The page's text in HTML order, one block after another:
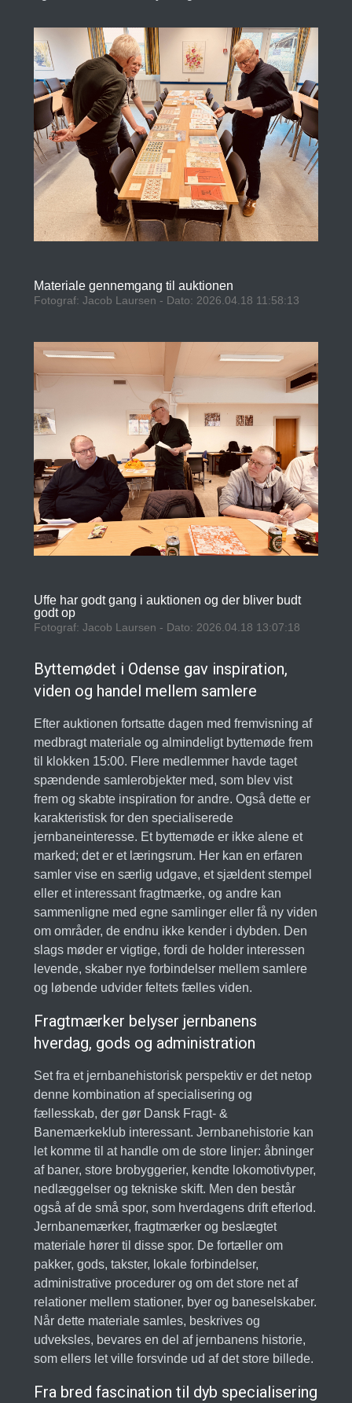
Materiale gennemgang til auktionen
Fotograf: Jacob Laursen - Dato: 2026.04.18 11:58:13
Uffe har godt gang i auktionen og der bliver budt
godt op
Fotograf: Jacob Laursen - Dato: 2026.04.18 13:07:18
Byttemødet i Odense gav inspiration,
viden og handel mellem samlere
Efter auktionen fortsatte dagen med fremvisning af
medbragt materiale og almindeligt byttemøde frem
til klokken 15:00. Flere medlemmer havde taget
spændende samlerobjekter med, som blev vist
frem og skabte inspiration for andre. Også dette er
karakteristisk for den specialiserede
jernbaneinteresse. Et byttemøde er ikke alene et
marked; det er et læringsrum. Her kan en erfaren
samler vise en særlig udgave, et sjældent stempel
eller et interessant fragtmærke, og andre kan
sammenligne med egne samlinger eller få ny viden
om områder, de endnu ikke kender i dybden. Den
slags møder er vigtige, fordi de holder interessen
levende, skaber nye forbindelser mellem samlere
og løbende udvider feltets fælles viden.
Fragtmærker belyser jernbanens
hverdag, gods og administration
Set fra et jernbanehistorisk perspektiv er det netop
denne kombination af specialisering og
fællesskab, der gør Dansk Fragt- &
Banemærkeklub interessant. Jernbanehistorie kan
let komme til at handle om de store linjer: åbninger
af baner, store brobyggerier, kendte lokomotivtyper,
nedlæggelser og tekniske skift. Men den består
også af de små spor, som hverdagens drift efterlod.
Jernbanemærker, fragtmærker og beslægtet
materiale hører til disse spor. De fortæller om
pakker, gods, takster, lokale forbindelser,
administrative procedurer og om det store net af
relationer mellem stationer, byer og baneselskaber.
Når dette materiale samles, beskrives og
udveksles, bevares en del af jernbanens historie,
som ellers let ville forsvinde ud af det store billede.
Fra bred fascination til dyb specialisering